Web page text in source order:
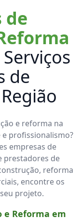
de
de
e reforma na
profissionalismo?
empresas de
prestadores de
reforma
encontre os
projeto.
e Reforma em